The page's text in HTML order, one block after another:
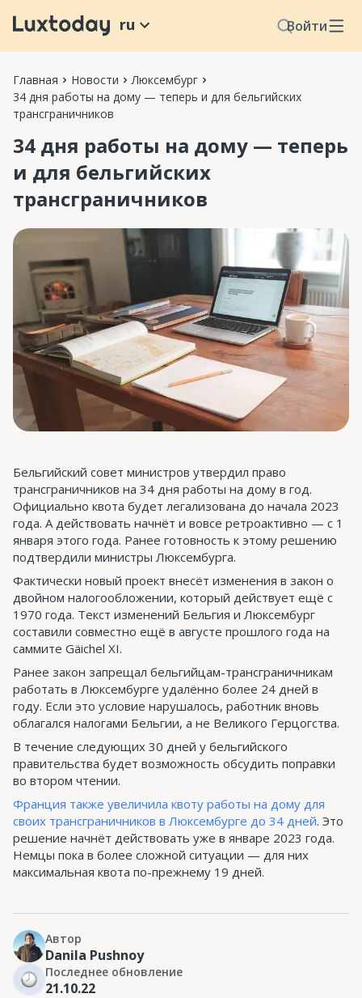
Войти
ru
Главная Новости
Люксембург
34 дня работы на дому — теперь и для бельгийских
трансграничников
34 дня работы на дому — теперь
и для бельгийских
трансграничников
Бельгийский совет министров утвердил право
трансграничников на 34 дня работы на дому в год.
Официально квота будет легализована до начала 2023
года. А действовать начнёт и вовсе ретроактивно — с 1
января этого года. Ранее готовность к этому решению
подтвердили министры Люксембурга.
Фактически новый проект внесёт изменения в закон о
двойном налогообложении, который действует ещё с
1970 года. Текст изменений Бельгия и Люксембург
составили совместно ещё в августе прошлого года на
саммите Gäichel XI.
Ранее закон запрещал бельгийцам-трансграничникам
работать в Люксембурге удалённо более 24 дней в
году. Если это условие нарушалось, работник вновь
облагался налогами Бельгии, а не Великого Герцогства.
В течение следующих 30 дней у бельгийского
правительства будет возможность обсудить поправки
во втором чтении.
Франция также увеличила квоту работы на дому для
своих трансграничников в Люксембурге до 34 дней. Это
решение начнёт действовать уже в январе 2023 года.
Немцы пока в более сложной ситуации — для них
максимальная квота по-прежнему 19 дней.
Автор
Danila Pushnoy
Последнее обновление
21.10.22